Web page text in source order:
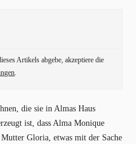
Artikels abgebe, akzeptiere die
.
die sie in Almas Haus
ist, dass Alma Monique
Gloria, etwas mit der Sache